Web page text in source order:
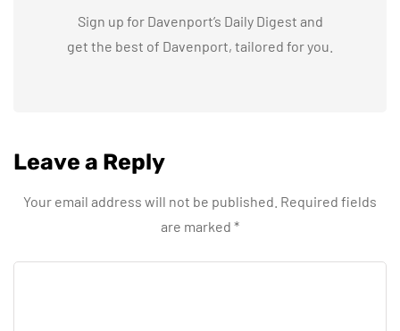
Sign up for Davenport’s Daily Digest and
get the best of Davenport, tailored for you.
Leave a Reply
Your email address will not be published. Required fields
are marked *